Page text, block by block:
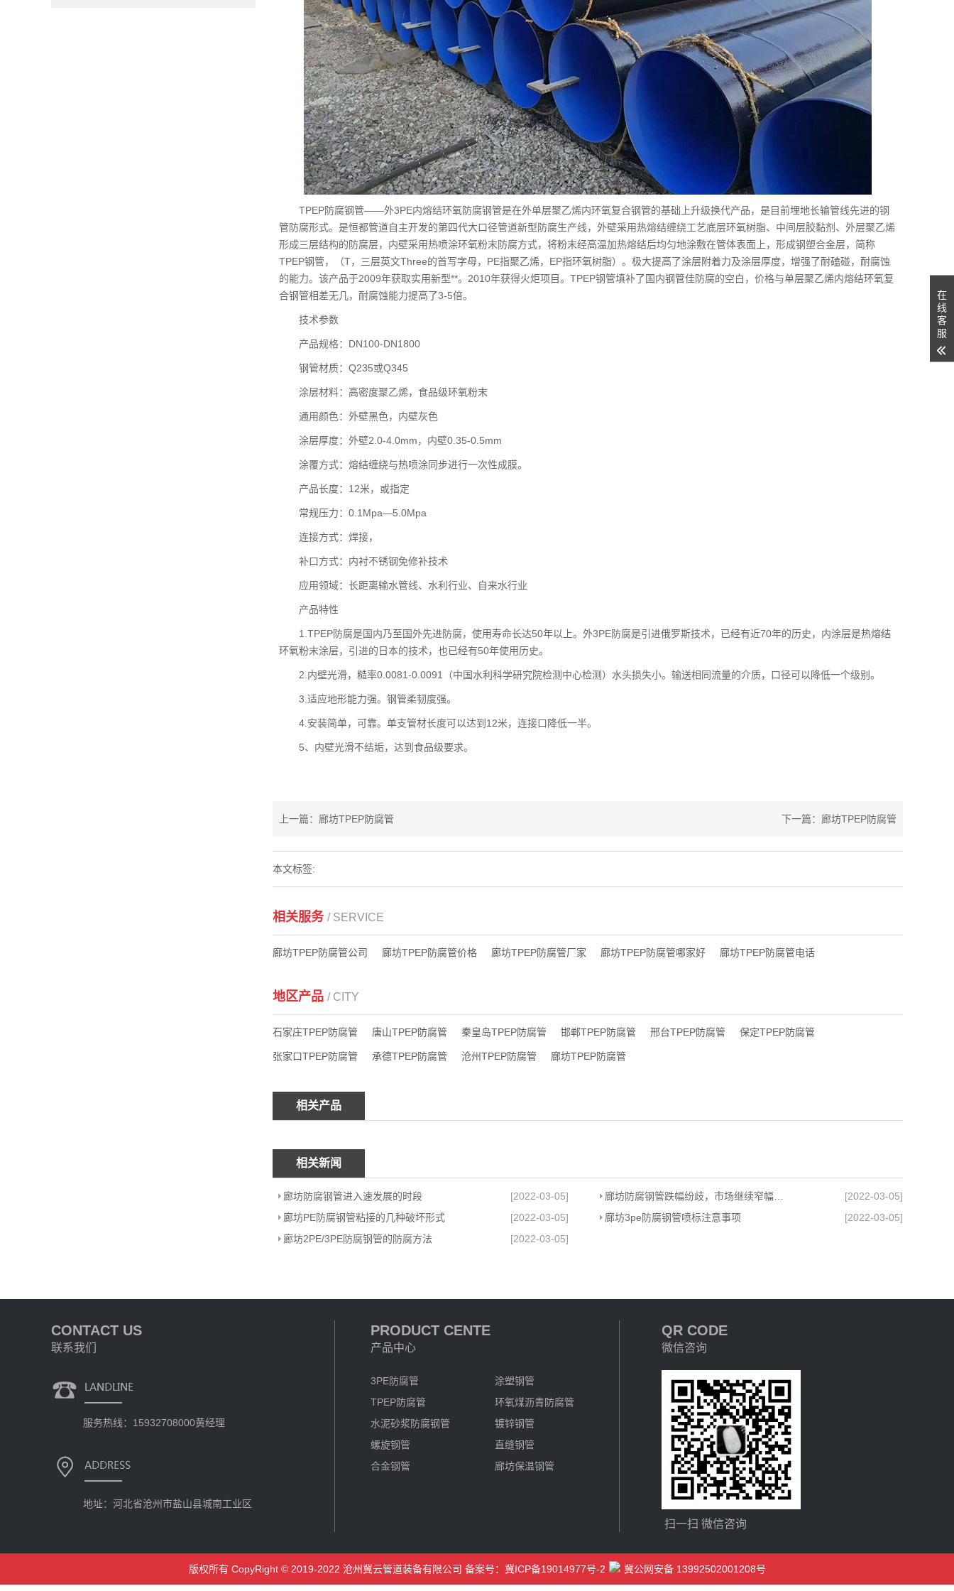
TPEP防腐钢管——外3PE内熔结环氧防腐钢管是在外单层聚乙烯内环氧复合钢管的基础上升级换代产品，是目前埋地长输管线先进的钢
管防腐形式。是恒都管道自主开发的第四代大口径管道新型防腐生产线，外壁采用热熔结缠绕工艺底层环氧树脂、中间层胶黏剂、外层聚乙烯
形成三层结构的防腐层，内壁采用热喷涂环氧粉末防腐方式，将粉末经高温加热熔结后均匀地涂敷在管体表面上，形成钢塑合金层，简称
TPEP钢管，（T，三层英文Three的首写字母，PE指聚乙烯，EP指环氧树脂）。极大提高了涂层附着力及涂层厚度，增强了耐磕碰，耐腐蚀
的能力。该产品于2009年获取实用新型**。2010年获得火炬项目。TPEP钢管填补了国内钢管佳防腐的空白，价格与单层聚乙烯内熔结环氧复
合钢管相差无几，耐腐蚀能力提高了3-5倍。
技术参数
产品规格：DN100-DN1800
钢管材质：Q235或Q345
涂层材料：高密度聚乙烯，食品级环氧粉末
通用颜色：外壁黑色，内壁灰色
涂层厚度：外壁2.0-4.0mm，内壁0.35-0.5mm
涂覆方式：熔结缠绕与热喷涂同步进行一次性成膜。
产品长度：12米，或指定
常规压力：0.1Mpa—5.0Mpa
连接方式：焊接，
补口方式：内衬不锈钢免修补技术
应用领域：长距离输水管线、水利行业、自来水行业
产品特性
1.TPEP防腐是国内乃至国外先进防腐，使用寿命长达50年以上。外3PE防腐是引进俄罗斯技术，已经有近70年的历史，内涂层是热熔结
环氧粉末涂层，引进的日本的技术，也已经有50年使用历史。
2.内壁光滑，糙率0.0081-0.0091（中国水利科学研究院检测中心检测）水头损失小。输送相同流量的介质，口径可以降低一个级别。
3.适应地形能力强。钢管柔韧度强。
4.安装简单，可靠。单支管材长度可以达到12米，连接口降低一半。
5、内壁光滑不结垢，达到食品级要求。
上一篇：廊坊TPEP防腐管 下一篇：廊坊TPEP防腐管
本文标签:
相关服务 / SERVICE
廊坊TPEP防腐管公司 廊坊TPEP防腐管价格 廊坊TPEP防腐管厂家 廊坊TPEP防腐管哪家好 廊坊TPEP防腐管电话
地区产品 / CITY
石家庄TPEP防腐管 唐山TPEP防腐管 秦皇岛TPEP防腐管 邯郸TPEP防腐管 邢台TPEP防腐管 保定TPEP防腐管
张家口TPEP防腐管 承德TPEP防腐管 沧州TPEP防腐管 廊坊TPEP防腐管
相关产品
相关新闻
廊坊防腐钢管进入速发展的时段 [2022-03-05] 廊坊防腐钢管跌幅纷歧，市场继续窄幅调整
[2022-03-05]
廊坊PE防腐钢管粘接的几种破坏形式
[2022-03-05] 廊坊3pe防腐钢管喷标注意事项
[2022-03-05]
廊坊2PE/3PE防腐钢管的防腐方法
[2022-03-05]
CONTACT US
联系我们
服务热线：15932708000黄经理
地址：河北省沧州市盐山县城南工业区
PRODUCT CENTE
产品中心
3PE防腐管
涂塑钢管
TPEP防腐管
环氧煤沥青防腐管
水泥砂浆防腐钢管
镀锌钢管
螺旋钢管
直缝钢管
合金钢管
廊坊保温钢管
QR CODE
微信咨询
扫一扫 微信咨询
版权所有 CopyRight © 2019-2022 沧州冀云管道装备有限公司 备案号： 冀ICP备19014977号-2 冀公网安备 13992502001208号
在
线
客
服